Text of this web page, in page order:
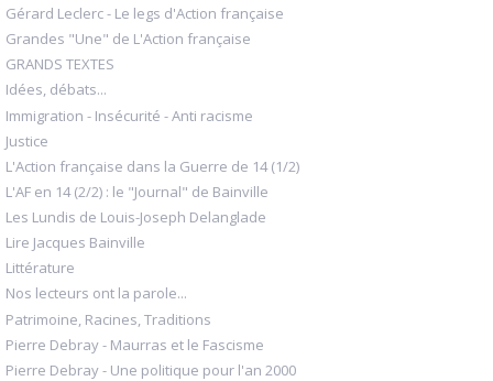
Gérard Leclerc - Le legs d'Action française
Grandes "Une" de L'Action française
GRANDS TEXTES
Idées, débats...
Immigration - Insécurité - Anti racisme
Justice
L'Action française dans la Guerre de 14 (1/2)
L'AF en 14 (2/2) : le "Journal" de Bainville
Les Lundis de Louis-Joseph Delanglade
Lire Jacques Bainville
Littérature
Nos lecteurs ont la parole...
Patrimoine, Racines, Traditions
Pierre Debray - Maurras et le Fascisme
Pierre Debray - Une politique pour l'an 2000